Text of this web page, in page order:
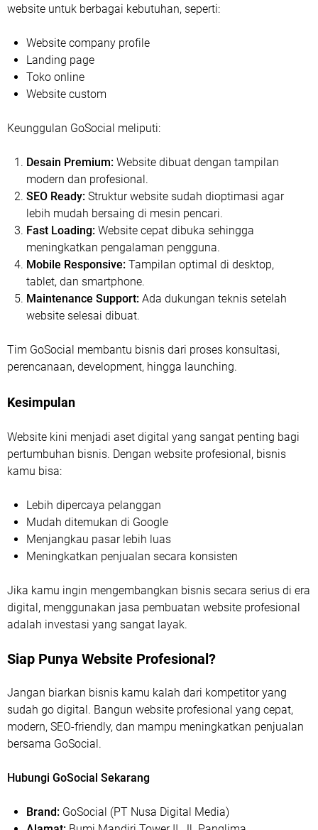
website untuk berbagai kebutuhan, seperti:
Website company profile
Landing page
Toko online
Website custom
Keunggulan GoSocial meliputi:
Desain Premium: Website dibuat dengan tampilan
modern dan profesional.
SEO Ready: Struktur website sudah dioptimasi agar
lebih mudah bersaing di mesin pencari.
Fast Loading: Website cepat dibuka sehingga
meningkatkan pengalaman pengguna.
Mobile Responsive: Tampilan optimal di desktop,
tablet, dan smartphone.
Maintenance Support: Ada dukungan teknis setelah
website selesai dibuat.
Tim GoSocial membantu bisnis dari proses konsultasi,
perencanaan, development, hingga launching.
Kesimpulan
Website kini menjadi aset digital yang sangat penting bagi
pertumbuhan bisnis. Dengan website profesional, bisnis
kamu bisa:
Lebih dipercaya pelanggan
Mudah ditemukan di Google
Menjangkau pasar lebih luas
Meningkatkan penjualan secara konsisten
Jika kamu ingin mengembangkan bisnis secara serius di era
digital, menggunakan jasa pembuatan website profesional
adalah investasi yang sangat layak.
Siap Punya Website Profesional?
Jangan biarkan bisnis kamu kalah dari kompetitor yang
sudah go digital. Bangun website profesional yang cepat,
modern, SEO-friendly, dan mampu meningkatkan penjualan
bersama GoSocial.
Hubungi GoSocial Sekarang
Brand: GoSocial (PT Nusa Digital Media)